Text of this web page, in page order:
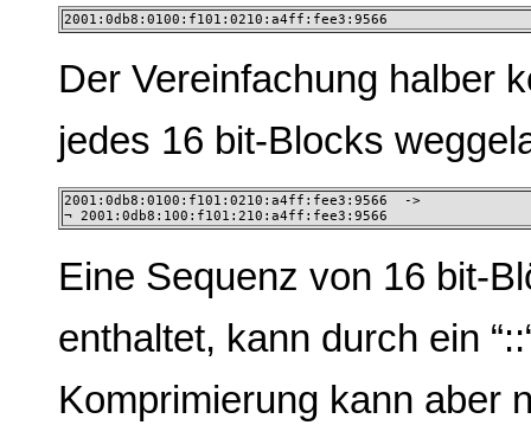
2001:0db8:0100:f101:0210:a4ff:fee3:9566
Der Vereinfachung halber
jedes 16 bit-Blocks
2001:0db8:0100:f101:0210:a4ff:fee3:9566  ->
¬ 2001:0db8:100:f101:210:a4ff:fee3:9566
Eine Sequenz von 16 bit-
enthaltet, kann durch ein
Komprimierung kann aber